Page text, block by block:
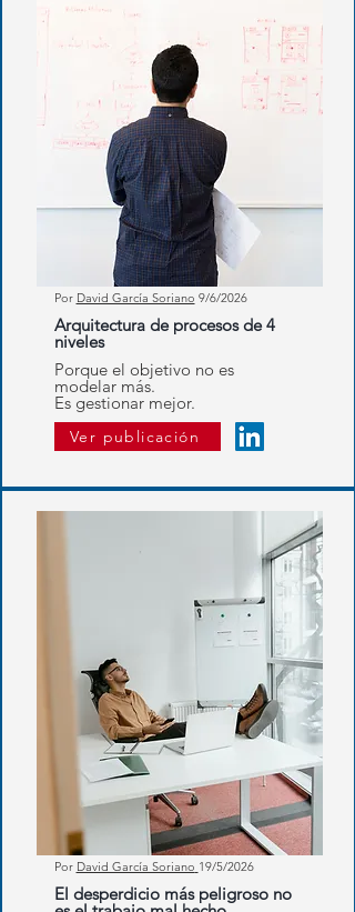
Por David García Soriano 9/6/2026
Arquitectura de procesos de 4
niveles
Porque el objetivo no es
modelar más.
Es gestionar mejor.
Ver publicación
Por David García Soriano 19/5/2026
El desperdicio más peligroso no